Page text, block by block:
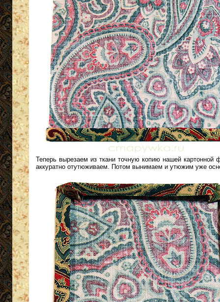
Теперь вырезаем из ткани точную копию нашей
аккуратно отутюживаем. Потом вынимаем и утюжим уже